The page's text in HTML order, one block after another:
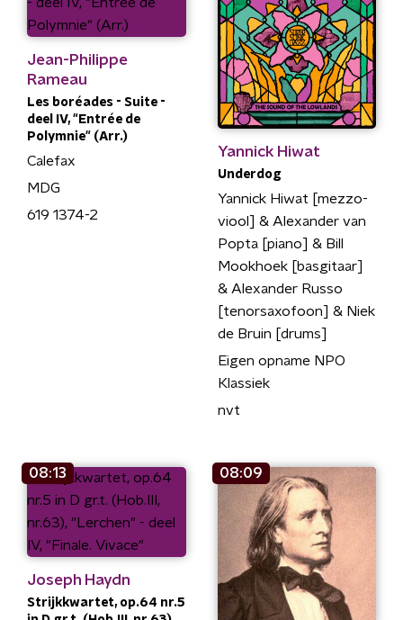
Jean-Philippe
Rameau
Les boréades - Suite -
deel IV, "Entrée de
Polymnie" (Arr.)
Calefax
MDG
619 1374-2
Yannick Hiwat
Underdog
Yannick Hiwat [mezzo-
viool] & Alexander van
Popta [piano] & Bill
Mookhoek [basgitaar]
& Alexander Russo
[tenorsaxofoon] & Niek
de Bruin [drums]
Eigen opname NPO
Klassiek
nvt
08:13
Joseph Haydn
Strijkkwartet, op.64 nr.5
08:09